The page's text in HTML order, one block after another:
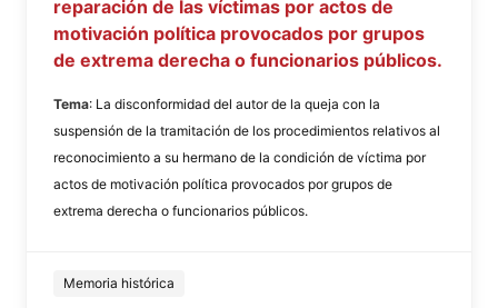
reparación de las víctimas por actos de
motivación política provocados por grupos
de extrema derecha o funcionarios públicos.
Tema: La disconformidad del autor de la queja con la
suspensión de la tramitación de los procedimientos relativos al
reconocimiento a su hermano de la condición de víctima por
actos de motivación política provocados por grupos de
extrema derecha o funcionarios públicos.
Memoria histórica